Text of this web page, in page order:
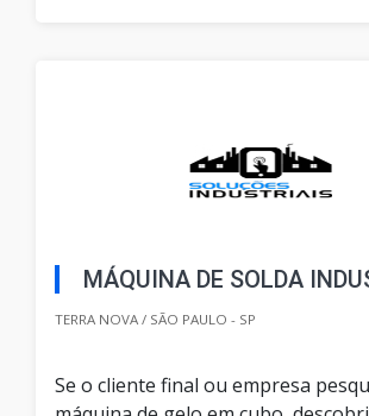
MÁQUINA DE SOLDA
TERRA NOVA / SÃO PAULO - SP
Se o cliente final ou empresa